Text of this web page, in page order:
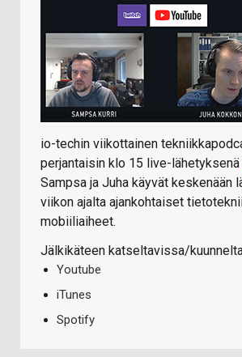
io-techin viikottainen
perjantaisin klo 15 live-lähetyksenä
Sampsa ja Juha käyvät keskenään
viikon ajalta ajankohtaiset
mobiiliaiheet.
Jälkikäteen katseltavissa/
Youtube
iTunes
Spotify